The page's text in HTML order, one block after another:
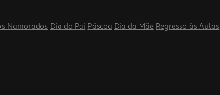
Namorados Dia do Pai Páscoa Dia da Mãe Regresso às Aulas